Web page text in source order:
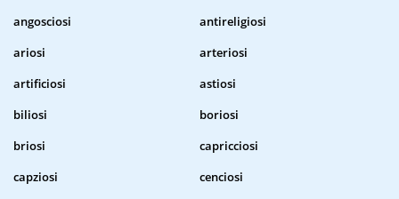
angosciosi
antireligiosi
ariosi
arteriosi
artificiosi
astiosi
biliosi
boriosi
briosi
capricciosi
capziosi
cenciosi